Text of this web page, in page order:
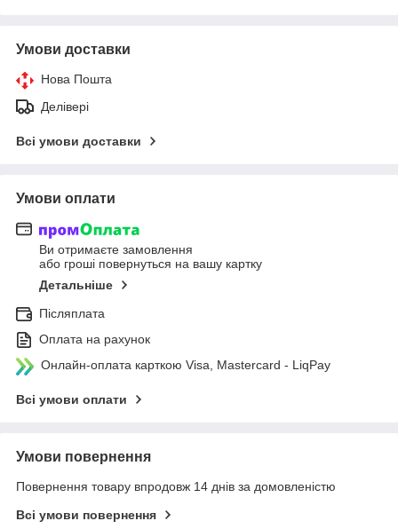
Умови доставки
Нова Пошта
Делівері
Всі умови доставки
Умови оплати
Ви отримаєте замовлення
або гроші повернуться на вашу картку
Детальніше
Післяплата
Оплата на рахунок
Онлайн-оплата карткою Visa, Mastercard - LiqPay
Всі умови оплати
Умови повернення
Повернення товару впродовж 14 днів за домовленістю
Всі умови повернення